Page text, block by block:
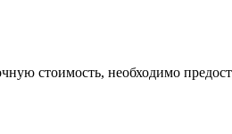
стоимость, необходимо